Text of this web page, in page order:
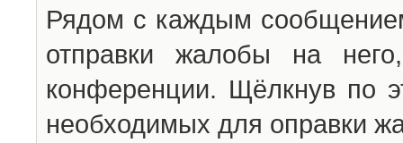
Рядом с каждым
отправки жалобы на
конференции. Щёлкнув по
необходимых для оправки